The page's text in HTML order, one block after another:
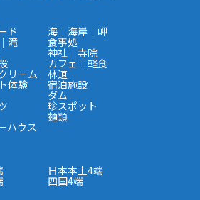
ド 海｜海岸｜岬
滝 食事処
神社｜寺院
カフェ｜軽食
リーム 林道
体験 宿泊施設
ダム
珍スポット
麺類
ハウス
日本本土4端
四国4端